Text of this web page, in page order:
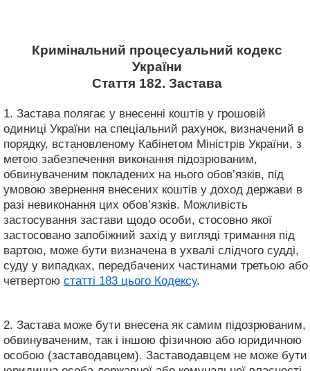
Кримінальний процесуальний кодекс
України
Стаття 182. Застава
1. Застава полягає у внесенні коштів у грошовій
одиниці України на спеціальний рахунок, визначений в
порядку, встановленому Кабінетом Міністрів України, з
метою забезпечення виконання підозрюваним,
обвинуваченим покладених на нього обов’язків, під
умовою звернення внесених коштів у доход держави в
разі невиконання цих обов’язків. Можливість
застосування застави щодо особи, стосовно якої
застосовано запобіжний захід у вигляді тримання під
вартою, може бути визначена в ухвалі слідчого судді,
суду у випадках, передбачених частинами третьою або
четвертою статті 183 цього Кодексу.
2. Застава може бути внесена як самим підозрюваним,
обвинуваченим, так і іншою фізичною або юридичною
особою (заставодавцем). Заставодавцем не може бути